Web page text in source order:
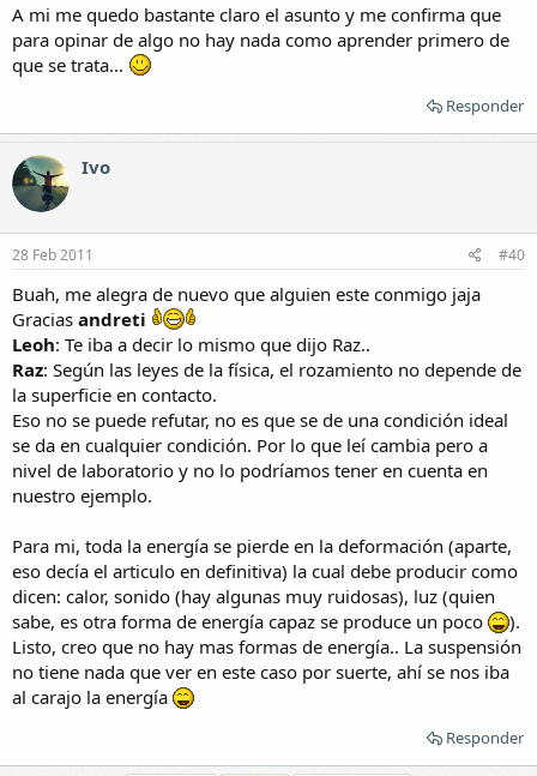
A mi me quedo bastante claro el asunto y me confirma que
para opinar de algo no hay nada como aprender primero de
que se trata...
Responder
Ivo
28 Feb 2011 #40
Buah, me alegra de nuevo que alguien este conmigo jaja
Gracias andreti
Leoh: Te iba a decir lo mismo que dijo Raz..
Raz: Según las leyes de la física, el rozamiento no depende de
la superficie en contacto.
Eso no se puede refutar, no es que se de una condición ideal
se da en cualquier condición. Por lo que leí cambia pero a
nivel de laboratorio y no lo podríamos tener en cuenta en
nuestro ejemplo.
Para mi, toda la energía se pierde en la deformación (aparte,
eso decía el articulo en definitiva) la cual debe producir como
dicen: calor, sonido (hay algunas muy ruidosas), luz (quien
sabe, es otra forma de energía capaz se produce un poco
).
Listo, creo que no hay mas formas de energía.. La suspensión
no tiene nada que ver en este caso por suerte, ahí se nos iba
al carajo la energía
Responder